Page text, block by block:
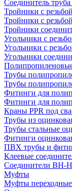
Соединитель
Тройники с
Тройники с
Тройники
Угольники с
Угольники с
Угольники
Трубы
Трубы
Фитинги для
Фитинги для
Краны PPR под
Трубы из
Трубы стальные
Фитинги
ПВХ трубы и
Клеевые
Соединители ВН-
Муфты
Муфты переходные